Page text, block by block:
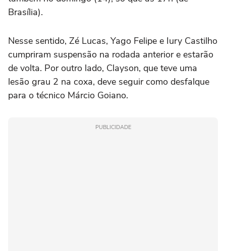
Brasília).
Nesse sentido, Zé Lucas, Yago Felipe e Iury Castilho
cumpriram suspensão na rodada anterior e estarão
de volta. Por outro lado, Clayson, que teve uma
lesão grau 2 na coxa, deve seguir como desfalque
para o técnico Márcio Goiano.
PUBLICIDADE